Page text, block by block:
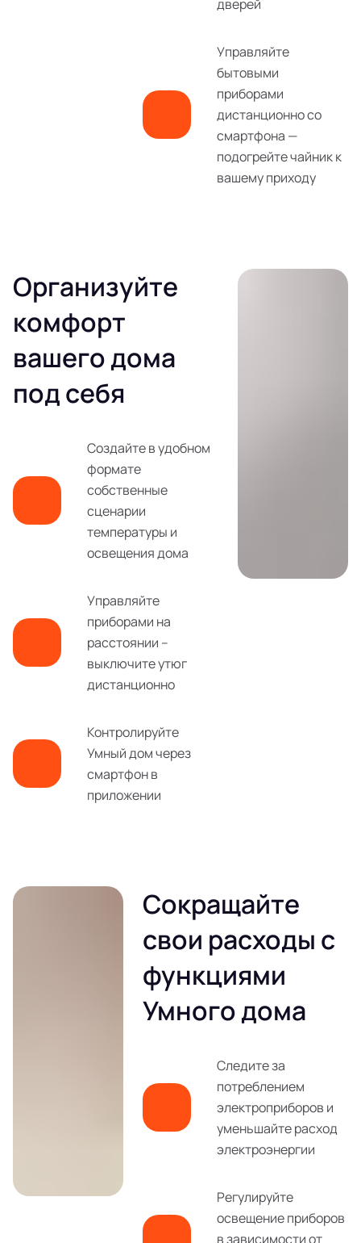
дверей
Управляйте
бытовыми
приборами
дистанционно со
смартфона —
подогрейте чайник к
вашему приходу
Организуйте
комфорт
вашего дома
под себя
Создайте в удобном
формате
собственные
сценарии
температуры и
освещения дома
Управляйте
приборами на
расстоянии –
выключите утюг
дистанционно
Контролируйте
Умный дом через
смартфон в
приложении
Сокращайте
свои расходы с
функциями
Умного дома
Следите за
потреблением
электроприборов и
уменьшайте расход
электроэнергии
Регулируйте
освещение приборов
в зависимости от